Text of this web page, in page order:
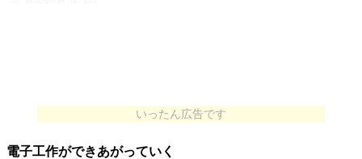
いったん広告です
電子工作ができあがっていく